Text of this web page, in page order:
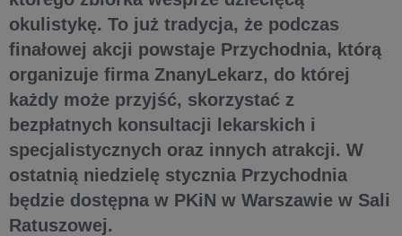
okulistykę. To już tradycja, że podczas
finałowej akcji powstaje Przychodnia, którą
organizuje firma ZnanyLekarz, do której
każdy może przyjść, skorzystać z
bezpłatnych konsultacji lekarskich i
specjalistycznych oraz innych atrakcji. W
ostatnią niedzielę stycznia Przychodnia
będzie dostępna w PKiN w Warszawie w Sali
Ratuszowej.